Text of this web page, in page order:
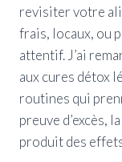
revisiter votre
frais, locaux, ou
attentif. J’ai
aux cures détox
routines qui
preuve d’excès,
produit des